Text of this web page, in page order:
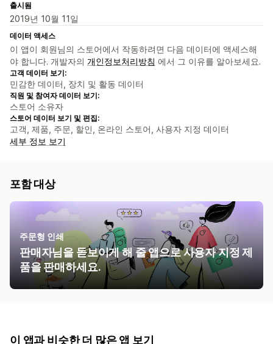
출시됨
2019년 10월 11일
데이터 액세스
이 앱이 회원님의 스토어에서 작동하려면 다음 데이터에 액세스해
야 합니다. 개발자의 개인정보처리방침 에서 그 이유를 알아보세요.
고객 데이터 보기:
민감한 데이터, 장치 및 활동 데이터
직원 및 참여자 데이터 보기:
스토어 소유자
스토어 데이터 보기 및 편집:
고객, 제품, 주문, 할인, 온라인 스토어, 사용자 지정 데이터
세부 정보 보기
포함 대상
주문형 인쇄
판매자님을 돋보이게 해 줄 앱으로 사용자 지정 제
품을 판매하세요.
이 앱과 비슷한 더 많은 앱 보기